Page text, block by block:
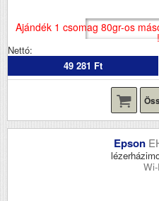
Ajándék 1 csomag 80gr-os
!
Nettó:
49 281 Ft
Epson